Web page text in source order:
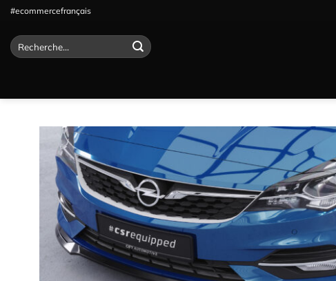
Passer
contenu
#ecommercefrançais
Recherche
pour :